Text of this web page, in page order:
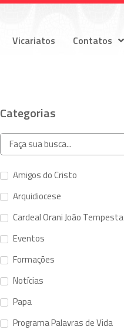
Vicariatos Contatos
Categorias
Amigos do Cristo
Arquidiocese
Cardeal Orani João Tempesta
Eventos
Formações
Notícias
Papa
Programa Palavras de Vida